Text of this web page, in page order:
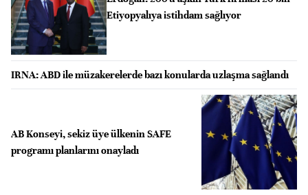
Etiyopyalıya istihdam sağlıyor
IRNA: ABD ile müzakerelerde bazı konularda uzlaşma sağlandı
AB Konseyi, sekiz üye ülkenin SAFE
programı planlarını onayladı